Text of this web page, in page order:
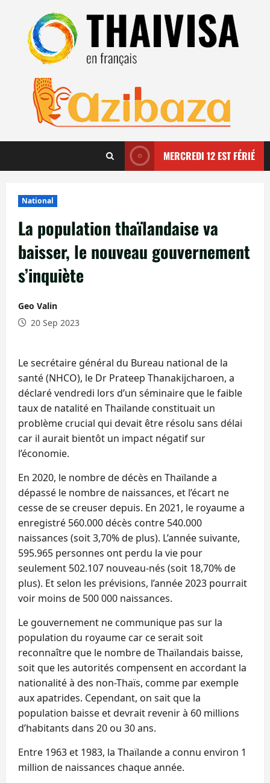
contenu
MERCREDI 12 EST FÉRIÉ
National
La population thaïlandaise va
baisser, le nouveau gouvernement
s’inquiète
Geo Valin
20 Sep 2023
Le secrétaire général du Bureau national de la
santé (NHCO), le Dr Prateep Thanakijcharoen, a
déclaré vendredi lors d’un séminaire que le faible
taux de natalité en Thaïlande constituait un
problème crucial qui devait être résolu sans délai
car il aurait bientôt un impact négatif sur
l’économie.
En 2020, le nombre de décès en Thaïlande a
dépassé le nombre de naissances, et l’écart ne
cesse de se creuser depuis. En 2021, le royaume a
enregistré 560.000 décès contre 540.000
naissances (soit 3,70% de plus). L’année suivante,
595.965 personnes ont perdu la vie pour
seulement 502.107 nouveau-nés (soit 18,70% de
plus). Et selon les prévisions, l’année 2023 pourrait
voir moins de 500 000 naissances.
Le gouvernement ne communique pas sur la
population du royaume car ce serait soit
reconnaître que le nombre de Thaïlandais baisse,
soit que les autorités compensent en accordant la
nationalité à des non-Thaïs, comme par exemple
aux apatrides. Cependant, on sait que la
population baisse et devrait revenir à 60 millions
d’habitants dans 20 ou 30 ans.
Entre 1963 et 1983, la Thaïlande a connu environ 1
million de naissances chaque année.